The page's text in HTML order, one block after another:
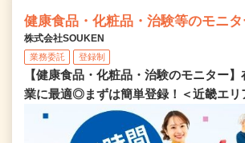
健康食品・化粧品・治験等のモニ
株式会社SOUKEN
業務委託 登録制
【健康食品・化粧品・治験のモニター
業に最適◎まずは簡単登録！＜近畿エリ